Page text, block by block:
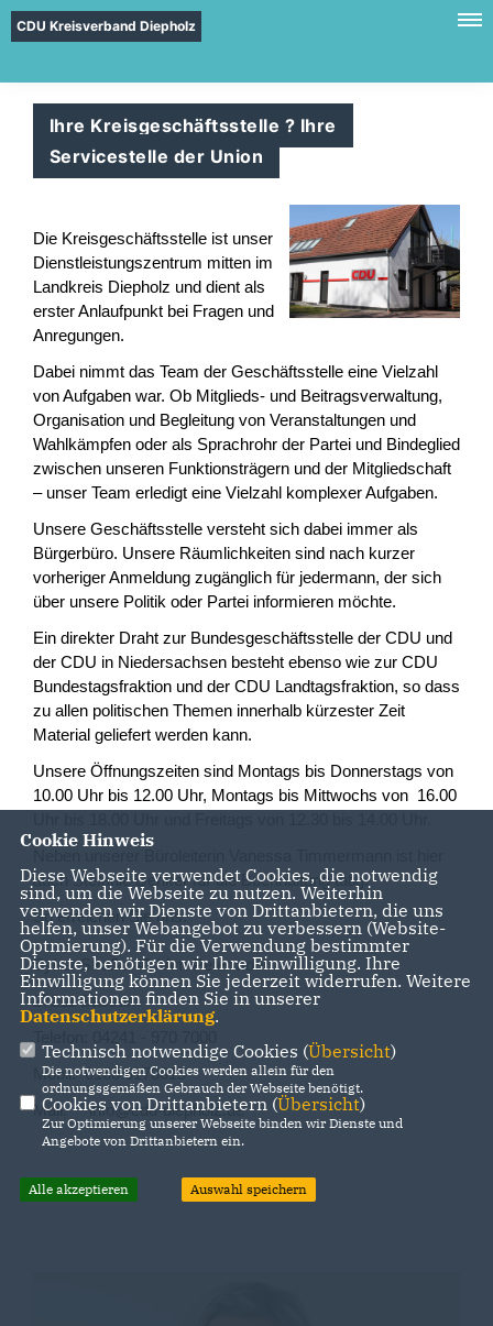
CDU Kreisverband Diepholz
Ihre Kreisgeschäftsstelle ? Ihre
Servicestelle der Union
Die Kreisgeschäftsstelle ist unser
Dienstleistungszentrum mitten im
Landkreis Diepholz und dient als
erster Anlaufpunkt bei Fragen und
Anregungen.
Dabei nimmt das Team der Geschäftsstelle eine Vielzahl
von Aufgaben war. Ob Mitglieds- und Beitragsverwaltung,
Organisation und Begleitung von Veranstaltungen und
Wahlkämpfen oder als Sprachrohr der Partei und Bindeglied
zwischen unseren Funktionsträgern und der Mitgliedschaft
– unser Team erledigt eine Vielzahl komplexer Aufgaben.
Unsere Geschäftsstelle versteht sich dabei immer als
Bürgerbüro. Unsere Räumlichkeiten sind nach kurzer
vorheriger Anmeldung zugänglich für jedermann, der sich
über unsere Politik oder Partei informieren möchte.
Ein direkter Draht zur Bundesgeschäftsstelle der CDU und
der CDU in Niedersachsen besteht ebenso wie zur CDU
Bundestagsfraktion und der CDU Landtagsfraktion, so dass
zu allen politischen Themen innerhalb kürzester Zeit
Material geliefert werden kann.
Unsere Öffnungszeiten sind Montags bis Donnerstags von
10.00 Uhr bis 12.00 Uhr, Montags bis Mittwochs von 16.00
auch Stefanie Denker für die Buchhaltung tätig.
So erreichen Sie uns:
Syker Straße 40 / Am Petermoor
27211 Bassum
Mobil: 0160 6170615
Mail: info@cdu-diepholz.de
Cookie Hinweis
Diese Webseite verwendet Cookies, die notwendig
sind, um die Webseite zu nutzen. Weiterhin
verwenden wir Dienste von Drittanbietern, die uns
helfen, unser Webangebot zu verbessern (Website-
Optmierung). Für die Verwendung bestimmter
Dienste, benötigen wir Ihre Einwilligung. Ihre
Einwilligung können Sie jederzeit widerrufen. Weitere
Informationen finden Sie in unserer
Datenschutzerklärung.
Technisch notwendige Cookies (Übersicht)
Die notwendigen Cookies werden allein für den
ordnungsgemäßen Gebrauch der Webseite benötigt.
Cookies von Drittanbietern (Übersicht)
Zur Optimierung unserer Webseite binden wir Dienste und
Angebote von Drittanbietern ein.
Alle akzeptieren Auswahl speichern